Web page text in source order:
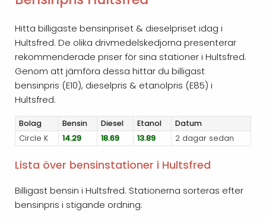
Hitta billigaste bensinpriset & dieselpriset idag i
Hultsfred. De olika drivmedelskedjorna presenterar
rekommenderade priser för sina stationer i Hultsfred.
Genom att jämföra dessa hittar du billigast
bensinpris (E10), dieselpris & etanolpris (E85) i
Hultsfred.
Bolag Bensin Diesel Etanol
Datum
Circle K
14.29 18.69 13.89 2 dagar sedan
Lista över bensinstationer i Hultsfred
Billigast bensin i Hultsfred. Stationerna sorteras efter
bensinpris i stigande ordning: